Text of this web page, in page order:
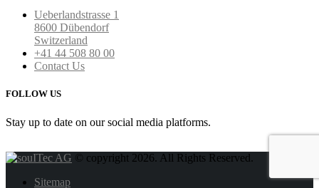
Ueberlandstrasse 1
8600 Dübendorf
Switzerland
+41 44 508 80 00
Contact Us
FOLLOW US
Stay up to date on our social media platforms.
© copyright 2026. All Rights Reserved.
Sitemap